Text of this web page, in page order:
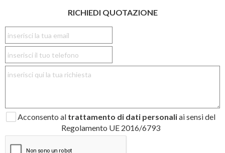
RICHIEDI QUOTAZIONE
Acconsento al trattamento di dati personaliai sensi del
Regolamento UE 2016/6793